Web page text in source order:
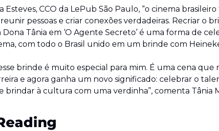
Esteves, CCO da LePub São Paulo, “o cinema
pessoas e criar conexões verdadeiras. Recriar o
Dona Tânia em ‘O Agente Secreto’ é uma forma de
com todo o Brasil unido em um brinde com
brinde é muito especial para mim. É uma cena que
e agora ganha um novo significado: celebrar o
brindar à cultura com uma verdinha”, comenta Tânia